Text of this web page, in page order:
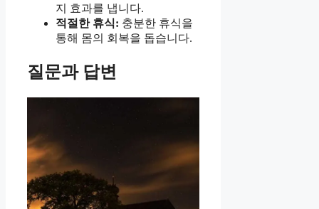
지 효과를 냅니다.
적절한 휴식: 충분한 휴식을
통해 몸의 회복을 돕습니다.
질문과 답변